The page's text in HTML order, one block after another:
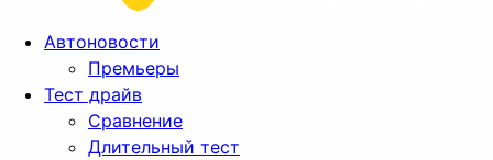
Автоновости
Премьеры
Тест драйв
Сравнение
Длительный тест